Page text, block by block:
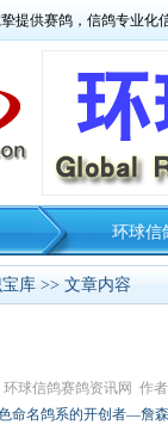
提供赛鸽，信鸽专业化
环球信
库 >> 文章内容
球信鸽赛鸽资讯网 作
命名鸽系的开创者—詹